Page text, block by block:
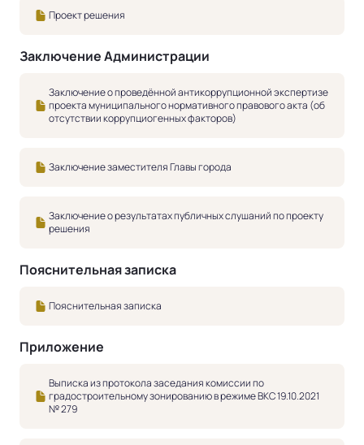
Проект решения
Заключение Администрации
Заключение о проведённой антикоррупционной экспертизе
проекта муниципального нормативного правового акта (об
отсутствии коррупциогенных факторов)
Заключение заместителя Главы города
Заключение о результатах публичных слушаний по проекту
решения
Пояснительная записка
Пояснительная записка
Приложение
Выписка из протокола заседания комиссии по
градостроительному зонированию в режиме ВКС 19.10.2021
№ 279